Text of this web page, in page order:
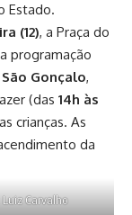
Estado.
(12), a Praça do
programação
Gonçalo,
(das 14h às
crianças. As
da
Luiz Carvalho